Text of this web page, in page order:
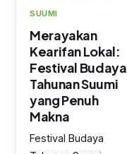
SUUMI
Merayakan
Kearifan Lokal:
Festival Budaya
Tahunan Suumi
yang Penuh
Makna
Festival Budaya